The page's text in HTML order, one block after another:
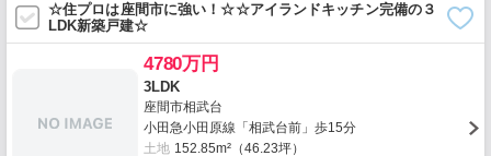
☆住プロは座間市に強い！☆☆アイランドキッチン完備の３
LDK新築戸建☆
4780万円
3LDK
座間市相武台
小田急小田原線「相武台前」歩15分
土地 152.85m²（46.23坪）